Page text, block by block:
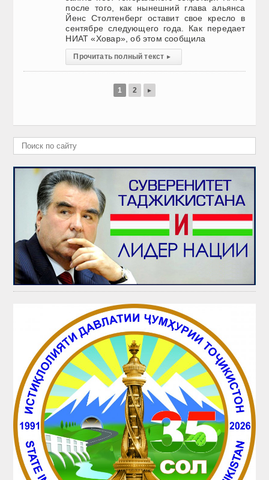
после того, как нынешний глава альянса
Йенс Столтенберг оставит свое кресло в
сентябре следующего года. Как передает
НИАТ «Ховар», об этом сообщила
Прочитать полный текст ▸
1 2 ▸